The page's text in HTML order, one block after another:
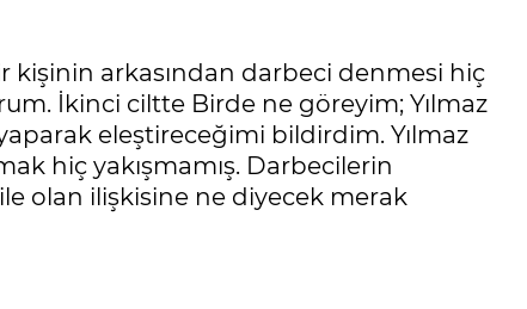
kişinin arkasından darbeci denmesi hiç
İkinci ciltte Birde ne göreyim; Yılmaz
eleştireceğimi bildirdim. Yılmaz
hiç yakışmamış. Darbecilerin
olan ilişkisine ne diyecek merak